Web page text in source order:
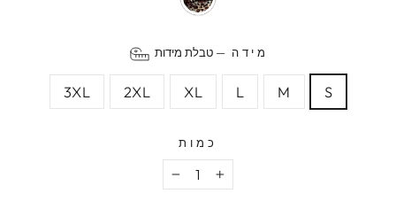
מידה—טבלת מידות
S
M
L
XL
2XL
3XL
כמות
− +